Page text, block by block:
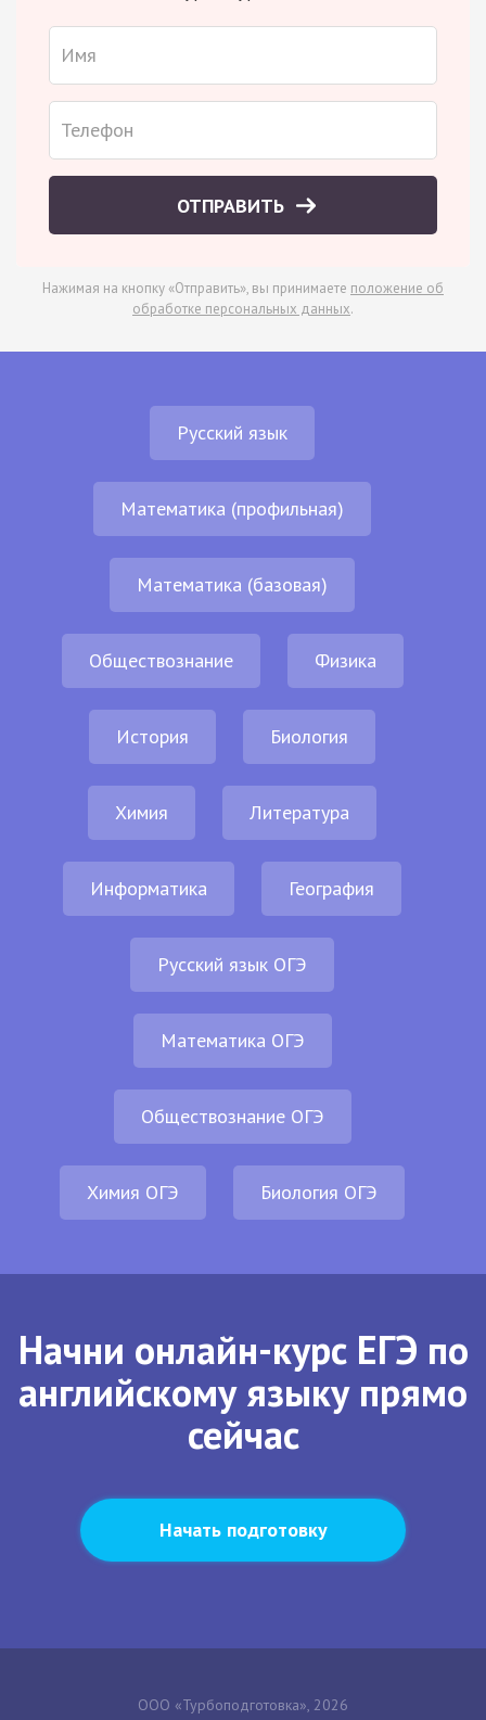
ОТПРАВИТЬ
Нажимая на кнопку «Отправить», вы принимаете положение об
обработке персональных данных.
Русский язык
Математика (профильная)
Математика (базовая)
Обществознание Физика
История Биология
Химия Литература
Информатика География
Русский язык ОГЭ
Математика ОГЭ
Обществознание ОГЭ
Химия ОГЭ Биология ОГЭ
Начни онлайн-курс ЕГЭ по
английскому языку прямо
сейчас
Начать подготовку
ООО «Турбоподготовка», 2026